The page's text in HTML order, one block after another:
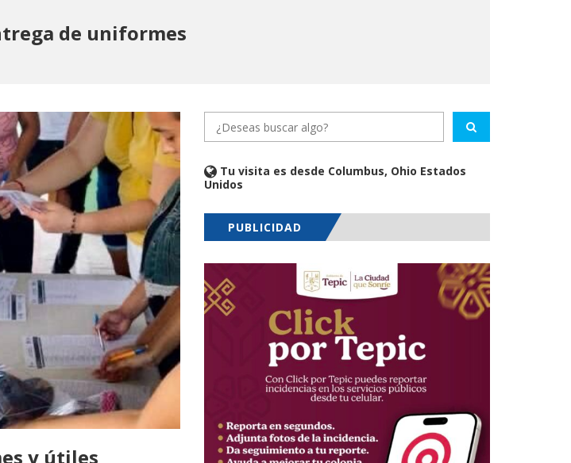
de uniformes
y útiles
Tu visita es desde Columbus, Ohio Estados
Unidos
PUBLICIDAD